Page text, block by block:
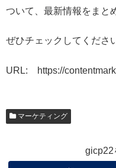
ついて、最新情報をまと
ぜひチェックしてくださ
URL: https://
マーケティング
gicp22